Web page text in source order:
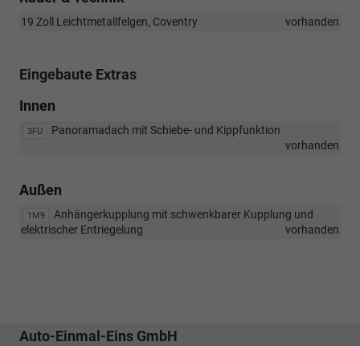
19 Zoll Leichtmetallfelgen, Coventry vorhanden
Eingebaute Extras
Innen
3FU
Panoramadach mit Schiebe- und Kippfunktion
vorhanden
Außen
1M9
Anhängerkupplung mit schwenkbarer Kupplung und
elektrischer Entriegelung
vorhanden
Auto-Einmal-Eins GmbH